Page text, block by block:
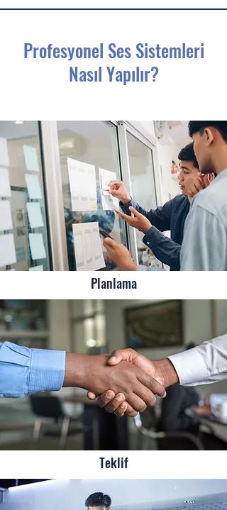
Profesyonel Ses Sistemleri
Nasıl Yapılır?
Planlama
Teklif